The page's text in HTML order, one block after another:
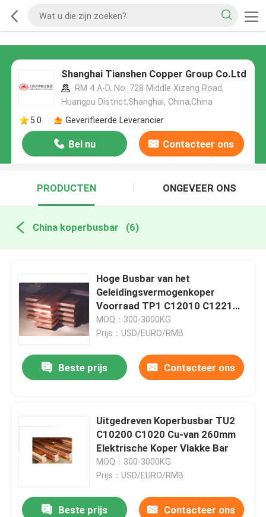
Shanghai Tianshen Copper Group Co.Ltd
RM 4 A-D, No. 728 Middle Xizang Road,
Huangpu District,Shanghai, China,China
5.0
Geverifieerde Leverancier
Bel nu Contacteer ons
PRODUCTEN ONGEVEER ONS
China koperbusbar (6)
Hoge Busbar van het
Geleidingsvermogenkoper
Voorraad TP1 C12010 C1221
Cu-DLP 260mm
MOQ：300-3000KG
Prijs：USD/EURO/RMB
Beste prijs Contacteer ons
Uitgedreven Koperbusbar TU2
C10200 C1020 Cu-van 260mm
Elektrische Koper Vlakke Bar
MOQ：300-3000KG
Prijs：USD/EURO/RMB
Beste prijs Contacteer ons